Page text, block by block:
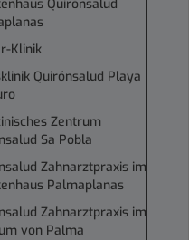
Quirónsalud
Klinik
Quirónsalud Playa
Zentrum
Sa Pobla
Zahnarztpraxis im
Palmaplanas
Zahnarztpraxis im
von Palma